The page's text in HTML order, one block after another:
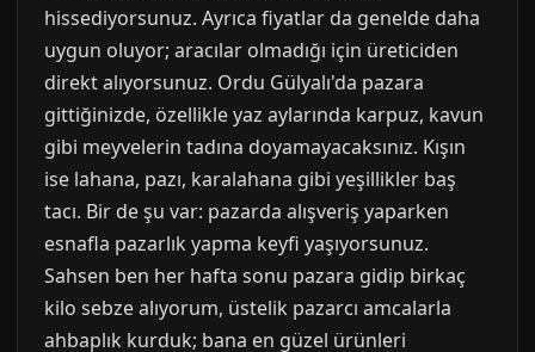
hissediyorsunuz. Ayrıca fiyatlar da genelde daha
uygun oluyor; aracılar olmadığı için üreticiden
direkt alıyorsunuz. Ordu Gülyalı'da pazara
gittiğinizde, özellikle yaz aylarında karpuz, kavun
gibi meyvelerin tadına doyamayacaksınız. Kışın
ise lahana, pazı, karalahana gibi yeşillikler baş
tacı. Bir de şu var: pazarda alışveriş yaparken
esnafla pazarlık yapma keyfi yaşıyorsunuz.
Sahsen ben her hafta sonu pazara gidip birkaç
kilo sebze alıyorum, üstelik pazarcı amcalarla
ahbaplık kurduk; bana en güzel ürünleri